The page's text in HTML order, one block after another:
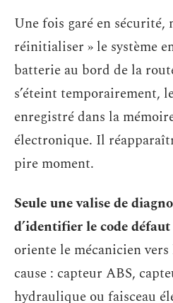
Une fois garé en sécurité,
réinitialiser » le système
batterie au bord de la
s’éteint temporairement,
enregistré dans la
électronique. Il
pire moment.
Seule une valise de
d’identifier le code
oriente le mécanicien
cause : capteur ABS,
hydraulique ou faisceau